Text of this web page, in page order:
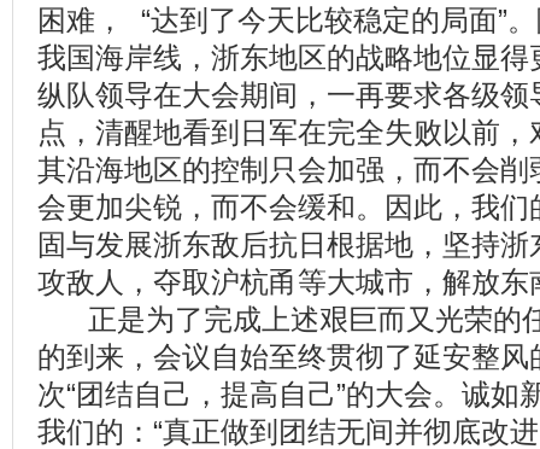
困难， “达到了今天比较稳定的局面”
我国海岸线，浙东地区的战略地位显
纵队领导在大会期间，一再要求各级
点，清醒地看到日军在完全失败以前
其沿海地区的控制只会加强，而不会
会更加尖锐，而不会缓和。因此，我们
固与发展浙东敌后抗日根据地，坚持
攻敌人，夺取沪杭甬等大城市，解放东
正是为了完成上述艰巨而又光荣的
的到来，会议自始至终贯彻了延安整
次“团结自己，提高自己”的大会。诚如
我们的：“真正做到团结无间并彻底改